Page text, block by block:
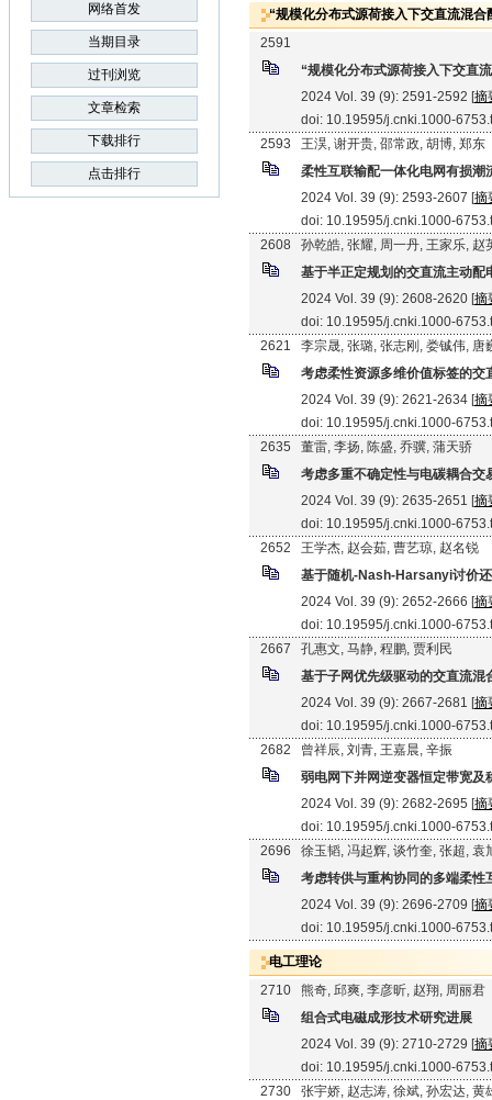
网络首发
当期目录
过刊浏览
文章检索
下载排行
点击排行
“规模化分布式源荷接入下交直流混
2591
“规模化分布式源荷接入下交直
2024 Vol. 39 (9): 2591-2592 [摘
doi: 10.19595/j.cnki.1000-
2593
王淏, 谢开贵, 邵常政, 胡博, 郑东
柔性互联输配一体化电网有损潮
2024 Vol. 39 (9): 2593-2607 [摘
doi: 10.19595/j.cnki.1000-
2608
孙乾皓, 张耀, 周一丹, 王家乐, 赵
基于半正定规划的交直流主动配
2024 Vol. 39 (9): 2608-2620 [摘
doi: 10.19595/j.cnki.1000-
2621
李宗晟, 张璐, 张志刚, 娄铖伟, 唐
考虑柔性资源多维价值标签的交
2024 Vol. 39 (9): 2621-2634 [摘
doi: 10.19595/j.cnki.1000-
2635
董雷, 李扬, 陈盛, 乔骥, 蒲天骄
考虑多重不确定性与电碳耦合交
2024 Vol. 39 (9): 2635-2651 [摘
doi: 10.19595/j.cnki.1000-
2652
王学杰, 赵会茹, 曹艺琼, 赵名锐
基于随机-Nash-Harsanyi讨价
2024 Vol. 39 (9): 2652-2666 [摘
doi: 10.19595/j.cnki.1000-
2667
孔惠文, 马静, 程鹏, 贾利民
基于子网优先级驱动的交直流混
2024 Vol. 39 (9): 2667-2681 [摘
doi: 10.19595/j.cnki.1000-
2682
曾祥辰, 刘青, 王嘉晨, 辛振
弱电网下并网逆变器恒定带宽及
2024 Vol. 39 (9): 2682-2695 [摘
doi: 10.19595/j.cnki.1000-
2696
徐玉韬, 冯起辉, 谈竹奎, 张超, 袁
考虑转供与重构协同的多端柔性
2024 Vol. 39 (9): 2696-2709 [摘
doi: 10.19595/j.cnki.1000-
电工理论
2710
熊奇, 邱爽, 李彦昕, 赵翔, 周丽君
组合式电磁成形技术研究进展
2024 Vol. 39 (9): 2710-2729 [摘
doi: 10.19595/j.cnki.1000-
2730
张宇娇, 赵志涛, 徐斌, 孙宏达, 黄